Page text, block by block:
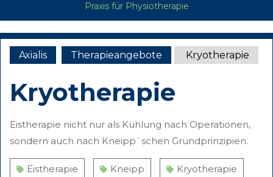
Praxis für Physiotherapie
Axialis Therapieangebote Kryotherapie
Kryotherapie
Eistherapie nicht nur als Kühlung nach Operationen,
sondern auch nach Kneipp`schen Grundprinzipien.
Eistherapie Kneipp Kryotherapie